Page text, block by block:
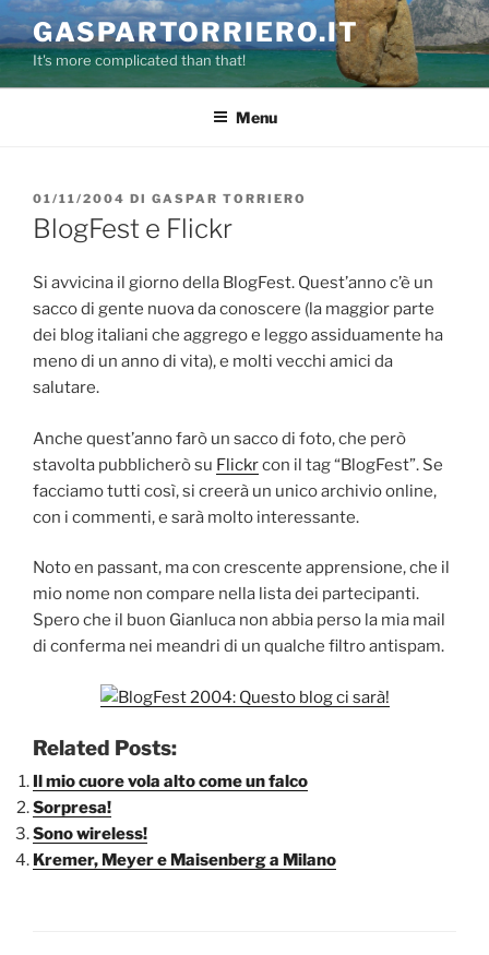
Salta
al
contenuto
GASPARTORRIERO.IT
It's more complicated than that!
Menu
PUBBLICATO
IL
01/11/2004 DI GASPAR TORRIERO
BlogFest e Flickr
Si avvicina il giorno della BlogFest. Quest’anno c’è un
sacco di gente nuova da conoscere (la maggior parte
dei blog italiani che aggrego e leggo assiduamente ha
meno di un anno di vita), e molti vecchi amici da
salutare.
Anche quest’anno farò un sacco di foto, che però
stavolta pubblicherò su Flickrcon il tag “BlogFest”. Se
facciamo tutti così, si creerà un unico archivio online,
con i commenti, e sarà molto interessante.
Noto en passant, ma con crescente apprensione, che il
mio nome non compare nella lista dei partecipanti.
Spero che il buon Gianluca non abbia perso la mia mail
di conferma nei meandri di un qualche filtro antispam.
Related Posts:
Il mio cuore vola alto come un falco
Sorpresa!
Sono wireless!
Kremer, Meyer e Maisenberg a Milano